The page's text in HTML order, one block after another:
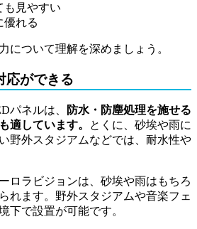
見やすい
れる
について理解を深めましょう。
ができる
パネルは、
防水・防塵処理を施せる
適しています。
とくに、砂埃や雨に
野外スタジアムなどでは、耐水性や
ロラビジョンは、砂埃や雨はもちろ
れます。野外スタジアムや音楽フェ
下で設置が可能です。